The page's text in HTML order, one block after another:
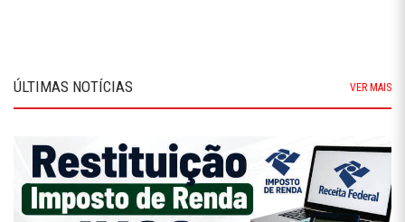
ÚLTIMAS NOTÍCIAS VER MAIS